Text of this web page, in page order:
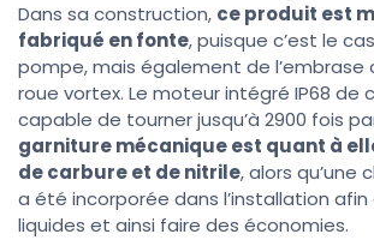
Dans sa construction, ce produit est
fabriqué en fonte, puisque c’est le
pompe, mais également de l’embrase
roue vortex. Le moteur intégré IP68 de
capable de tourner jusqu’à 2900 fois
garniture mécanique est quant à
de carbure et de nitrile, alors qu’une
a été incorporée dans l’installation
liquides et ainsi faire des économies.